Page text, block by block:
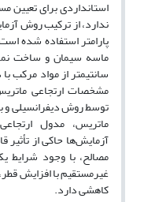
استانداردی برای تعیین
ندارد، از ترکیب روش
پارامتر استفاده شده
مشخصات ارتجاعی
توسط روش دیفرانسیلی و
ماتریس، مدول
آزمایش‌ها حاکی از
مصالح، با وجود شرایط
غیرمستقیم با افزایش
کاهشی دارد.